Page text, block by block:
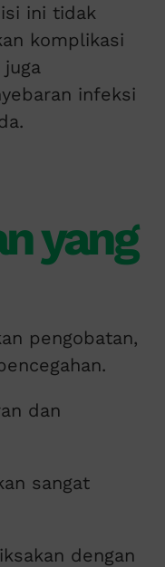
ini tidak
komplikasi
infeksi
yang
pengobatan,
dan
sangat
dengan